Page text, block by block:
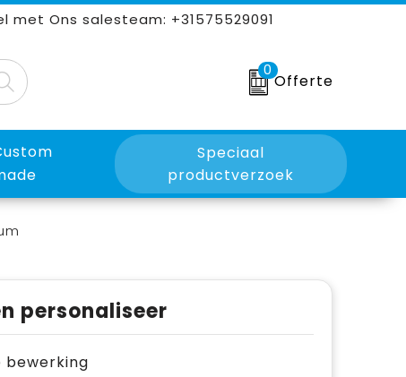
met Ons salesteam: +31575529091
0
Offerte
Speciaal
productverzoek
personaliseer
bewerking